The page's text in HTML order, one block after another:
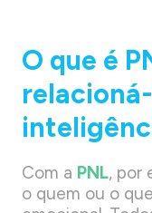
O que é
Com a PNL, por
o quem ou o